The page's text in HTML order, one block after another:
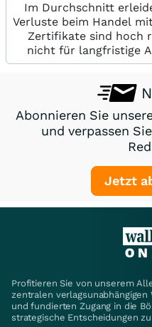
Im Durchschnitt
Verluste beim Handel
Zertifikate sind hoch
nicht für langfristige
Abonnieren Sie
und verpassen
Jetzt
Profitieren Sie von unserem
zentralen
und fundierten Zugang in die
strategische Entscheidungen